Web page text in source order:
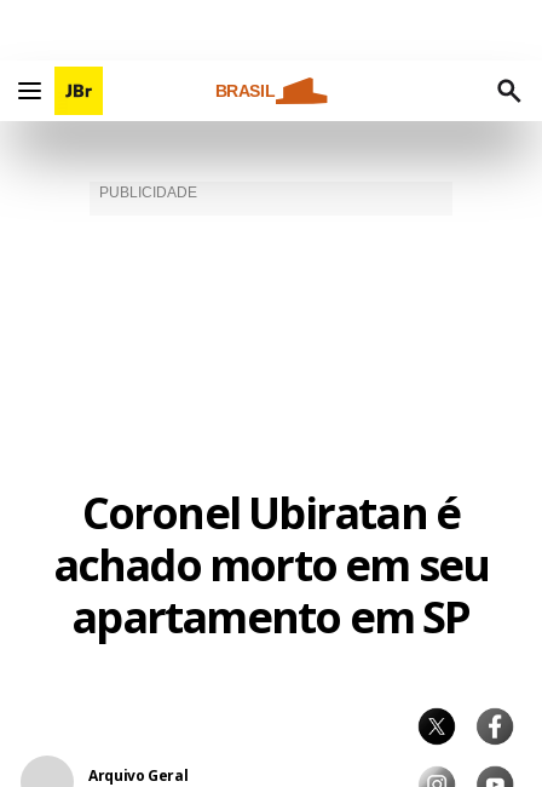
BRASIL
Coronel Ubiratan é
achado morto em seu
apartamento em SP
Arquivo Geral